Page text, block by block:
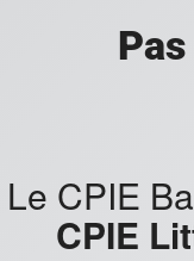
Le CPIE
CPIE